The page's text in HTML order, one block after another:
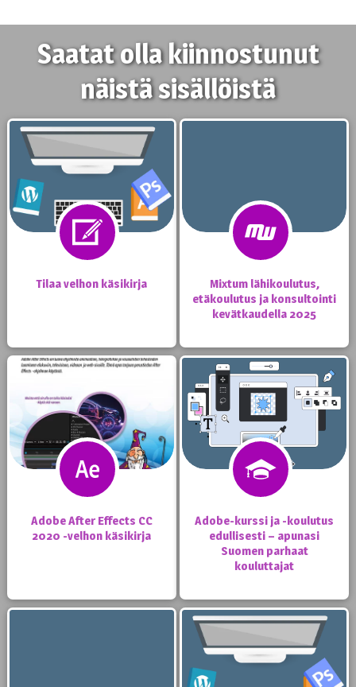
Saatat olla kiinnostunut
näistä sisällöistä
Tilaa velhon käsikirja
Mixtum lähikoulutus,
etäkoulutus ja konsultointi
kevätkaudella 2025
Adobe After Effects CC
2020 -velhon käsikirja
Adobe-kurssi ja -koulutus
edullisesti – apunasi
Suomen parhaat
kouluttajat